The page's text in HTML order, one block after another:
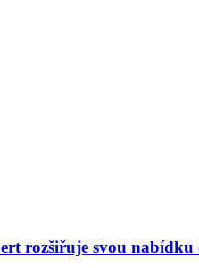
rozšiřuje svou nabídku